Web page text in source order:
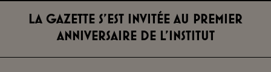
La Gazette s’est invitée au premier
anniversaire de L’Institut